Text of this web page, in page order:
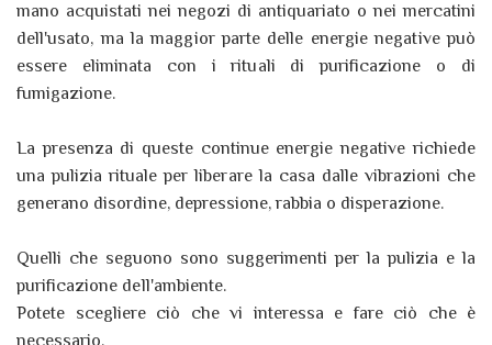
mano acquistati nei negozi di antiquariato o nei mercatini
dell'usato, ma la maggior parte delle energie negative può
essere eliminata con i rituali di purificazione o di
fumigazione.
La presenza di queste continue energie negative richiede
una pulizia rituale per liberare la casa dalle vibrazioni che
generano disordine, depressione, rabbia o disperazione.
Quelli che seguono sono suggerimenti per la pulizia e la
purificazione dell'ambiente.
Potete scegliere ciò che vi interessa e fare ciò che è
necessario.